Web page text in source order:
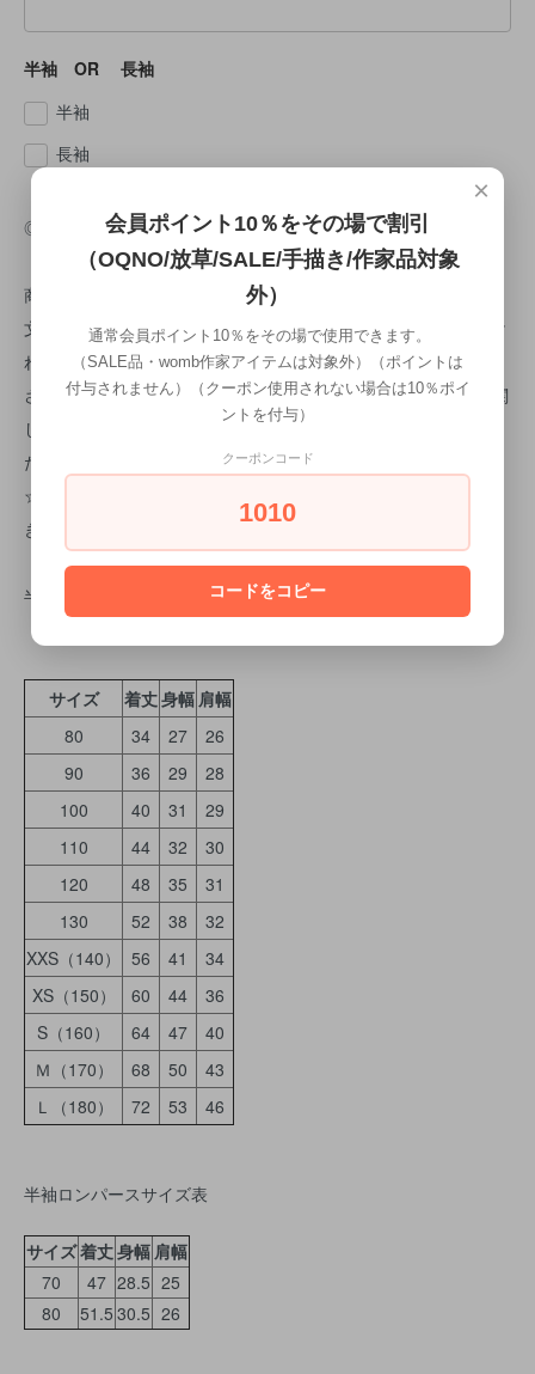
半袖 OR 長袖
半袖
長袖
◎納期について
商品はご注文頂いた時点でオーダー順に作成に入ります。 ご注
文受付日より約1ヵ月後の仕上がりになります。 検品で問題なけ
ればすぐに出荷致します。 商品検品時に不良があった場合は、
さらに10日程お時間をいただきます。 ※手描きのため、納期に関
してのご希望はお伺いすることが難しいため、 予め、ご了承く
ださいませ。
☆手描きTシャツは1枚1枚洗いにかけている為 1枚1枚微妙に大
きさが異なるためご了承お願い致します。
半袖Ｔシャツサイズ表
サイズ 着丈身幅 肩幅
80
34 27
26
90
36 29
28
100
40 31
29
110
44 32
30
120
48 35
31
130
52 38
32
XXS（140）
56 41
34
XS（150）
60 44
36
S（160）
64 47
40
Ｍ（170）
68 50
43
Ｌ（180）
72 53 46
半袖ロンパースサイズ表
サイズ着丈身幅 肩幅
70
47 28.5 25
80
51.5 30.5 26
×
会員ポイント10％をその場で割引
（OQNO/放草/SALE/手描き/作家品対象
外）
通常会員ポイント10％をその場で使用できます。
（SALE品・womb作家アイテムは対象外）（ポイントは
付与されません）（クーポン使用されない場合は10％ポイ
ントを付与）
クーポンコード
1010
コードをコピー